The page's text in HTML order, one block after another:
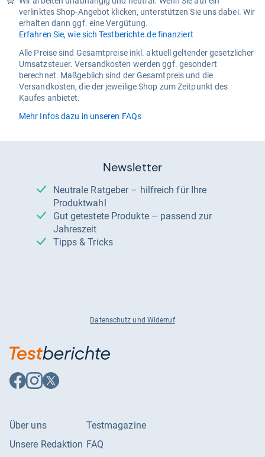
verlinktes Shop-Angebot klicken, unterstützen Sie uns dabei. Wir
erhalten dann ggf. eine Vergütung.
Erfahren Sie, wie sich Testberichte.de finanziert
Alle Preise sind Gesamtpreise inkl. aktuell geltender gesetzlicher
Umsatzsteuer. Versandkosten werden ggf. gesondert
berechnet. Maßgeblich sind der Gesamtpreis und die
Versandkosten, die der jeweilige Shop zum Zeitpunkt des
Kaufes anbietet.
Mehr Infos dazu in unseren FAQs
Newsletter
Neutrale Ratgeber – hilfreich für Ihre
Produktwahl
Gut getestete Produkte – passend zur
Jahreszeit
Tipps & Tricks
Datenschutz und Widerruf
Auf
Facebook
Auf
Instagram
Auf
X
Über uns
Unsere Redaktion
Testmagazine
FAQ